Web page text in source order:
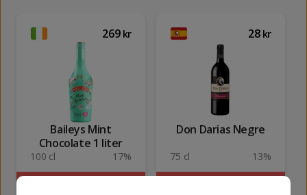
269 kr
Baileys Mint
Chocolate 1 liter
100 cl 17%
28 kr
Don Darias Negre
75 cl 13%